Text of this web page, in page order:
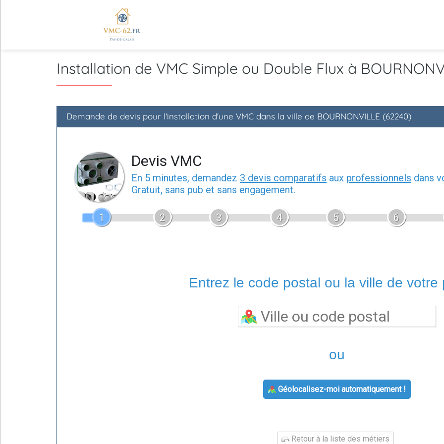
Installation de VMC Simple ou Double Flux à
Demande de devis pour l'installation d'une VMC dans la ville de BOURNONVILLE (62240)
Devis VMC
En 5 minutes, demandez 3 devis comparatifs aux professionnels dans
Gratuit, sans pub et sans engagement.
1 2 3 4 5 6
Entrez le code postal ou la ville de votre
ou
Géolocalisez-moi automatiquement !
Retour à la liste des métiers